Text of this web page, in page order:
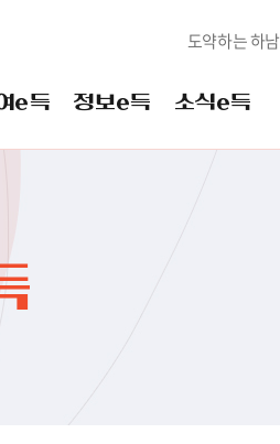
도약하는 하남
e득 정보e득 소식e득